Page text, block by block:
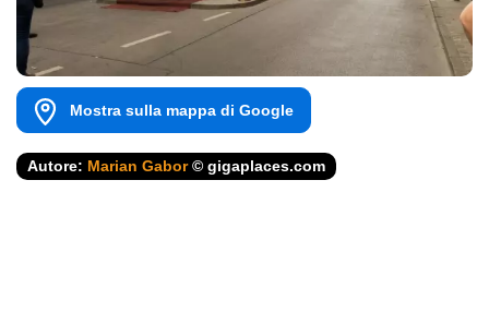
Mostra sulla mappa di Google
Autore: Marian Gabor© gigaplaces.com